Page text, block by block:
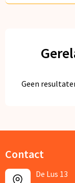
Geen
Contact
De Lus 13